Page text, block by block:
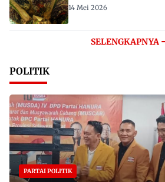
14 Mei 2026
SELENGKAPNYA
POLITIK
PARTAI POLITIK